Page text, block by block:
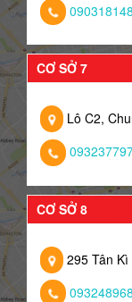
CƠ SỞ 7
Lô C2,
CƠ SỞ 8
295 Tân Kì